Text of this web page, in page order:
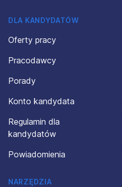
DLA KANDYDATÓW
Oferty pracy
Pracodawcy
Porady
Konto kandydata
Regulamin dla
kandydatów
Powiadomienia
NARZĘDZIA